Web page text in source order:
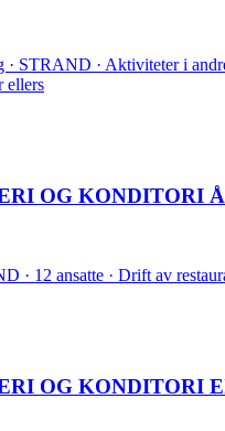
· STRAND · Aktiviteter i
ellers
OG KONDITORI
· 12 ansatte · Drift av
OG KONDITORI